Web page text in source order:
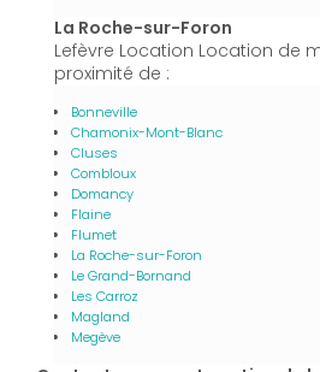
La Roche-sur-Foron
Lefèvre Location Location de
proximité de :
Bonneville
Chamonix-Mont-Blanc
Cluses
Combloux
Domancy
Flaine
Flumet
La Roche-sur-Foron
Le Grand-Bornand
Les Carroz
Magland
Megève